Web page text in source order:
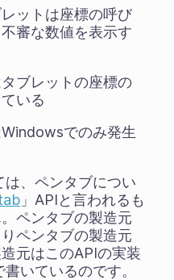
ットは座標の呼び
審な数値を表示す
ブレットの座標の
いる
でのみ発生
、ペンタブについ
」APIと言われるも
ペンタブの製造元
ペンタブの製造元
元はこのAPIの実装
いているのです。